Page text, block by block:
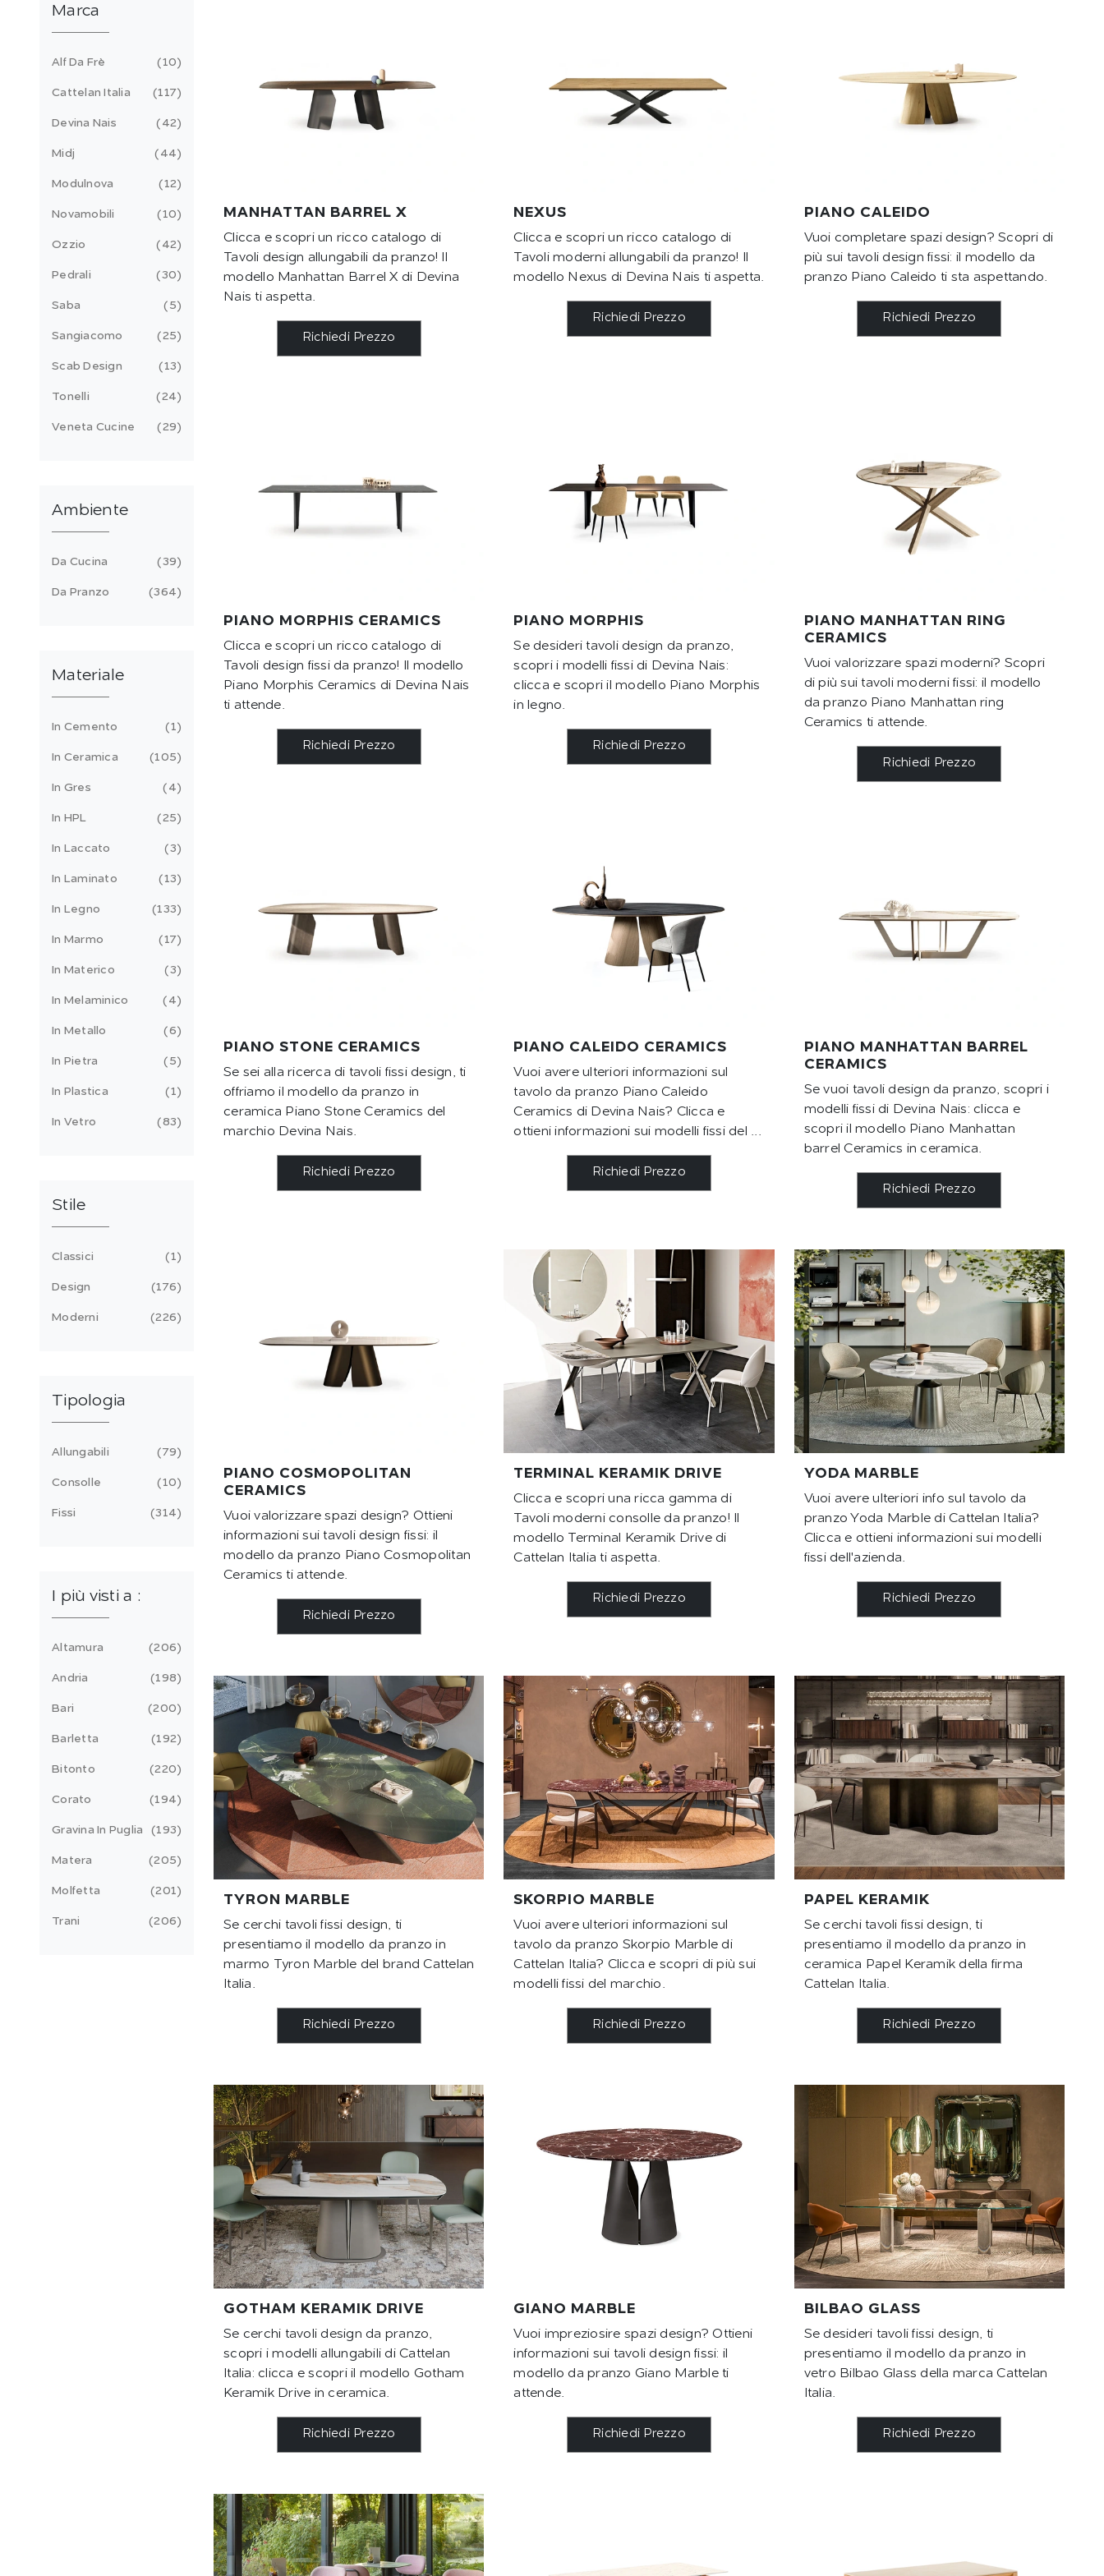
MANHATTAN BARREL X
Clicca e scopri un ricco catalogo di
Tavoli design allungabili da pranzo! Il
modello Manhattan Barrel X di Devina
Nais ti aspetta.
Richiedi Prezzo
NEXUS
Clicca e scopri un ricco catalogo di
Tavoli moderni allungabili da pranzo! Il
modello Nexus di Devina Nais ti aspetta.
Richiedi Prezzo
PIANO CALEIDO
Vuoi completare spazi design? Scopri di
più sui tavoli design fissi: il modello da
pranzo Piano Caleido ti sta aspettando.
Richiedi Prezzo
PIANO MORPHIS CERAMICS
Clicca e scopri un ricco catalogo di
Tavoli design fissi da pranzo! Il modello
Piano Morphis Ceramics di Devina Nais
ti attende.
Richiedi Prezzo
PIANO MORPHIS
Se desideri tavoli design da pranzo,
scopri i modelli fissi di Devina Nais:
clicca e scopri il modello Piano Morphis
in legno.
Richiedi Prezzo
PIANO MANHATTAN RING
CERAMICS
Vuoi valorizzare spazi moderni? Scopri
di più sui tavoli moderni fissi: il modello
da pranzo Piano Manhattan ring
Ceramics ti attende.
Richiedi Prezzo
PIANO STONE CERAMICS
Se sei alla ricerca di tavoli fissi design, ti
offriamo il modello da pranzo in
ceramica Piano Stone Ceramics del
marchio Devina Nais.
Richiedi Prezzo
PIANO CALEIDO CERAMICS
Vuoi avere ulteriori informazioni sul
tavolo da pranzo Piano Caleido
Ceramics di Devina Nais? Clicca e
ottieni informazioni sui modelli fissi del ...
Richiedi Prezzo
PIANO MANHATTAN BARREL
CERAMICS
Se vuoi tavoli design da pranzo, scopri i
modelli fissi di Devina Nais: clicca e
scopri il modello Piano Manhattan
barrel Ceramics in ceramica.
Richiedi Prezzo
PIANO COSMOPOLITAN
CERAMICS
Vuoi valorizzare spazi design? Ottieni
informazioni sui tavoli design fissi: il
modello da pranzo Piano Cosmopolitan
Ceramics ti attende.
Richiedi Prezzo
TERMINAL KERAMIK DRIVE
Clicca e scopri una ricca gamma di
Tavoli moderni consolle da pranzo! Il
modello Terminal Keramik Drive di
Cattelan Italia ti aspetta.
Richiedi Prezzo
YODA MARBLE
Vuoi avere ulteriori info sul tavolo da
pranzo Yoda Marble di Cattelan Italia?
Clicca e ottieni informazioni sui modelli
fissi dell'azienda.
Richiedi Prezzo
TYRON MARBLE
Se cerchi tavoli fissi design, ti
presentiamo il modello da pranzo in
marmo Tyron Marble del brand Cattelan
Italia.
Richiedi Prezzo
SKORPIO MARBLE
Vuoi avere ulteriori informazioni sul
tavolo da pranzo Skorpio Marble di
Cattelan Italia? Clicca e scopri di più sui
modelli fissi del marchio.
Richiedi Prezzo
PAPEL KERAMIK
Se cerchi tavoli fissi design, ti
presentiamo il modello da pranzo in
ceramica Papel Keramik della firma
Cattelan Italia.
Richiedi Prezzo
GOTHAM KERAMIK DRIVE
Se cerchi tavoli design da pranzo,
scopri i modelli allungabili di Cattelan
Italia: clicca e scopri il modello Gotham
Keramik Drive in ceramica.
Richiedi Prezzo
GIANO MARBLE
Vuoi impreziosire spazi design? Ottieni
informazioni sui tavoli design fissi: il
modello da pranzo Giano Marble ti
attende.
Richiedi Prezzo
BILBAO GLASS
Se desideri tavoli fissi design, ti
presentiamo il modello da pranzo in
vetro Bilbao Glass della marca Cattelan
Italia.
Richiedi Prezzo
Marca
Alf Da Frè 10
Cattelan Italia 117
Devina Nais 42
Midj 44
Modulnova 12
Novamobili 10
Ozzio 42
Pedrali 30
Saba 5
Sangiacomo 25
Scab Design 13
Tonelli 24
Veneta Cucine 29
Ambiente
Da Cucina 39
Da Pranzo 364
Materiale
In Cemento 1
In Ceramica 105
In Gres 4
In HPL 25
In Laccato 3
In Laminato 13
In Legno 133
In Marmo 17
In Materico 3
In Melaminico 4
In Metallo 6
In Pietra 5
In Plastica 1
In Vetro 83
Stile
Classici 1
Design 176
Moderni 226
Tipologia
Allungabili 79
Consolle 10
Fissi 314
I più visti a :
Altamura 206
Andria 198
Bari 200
Barletta 192
Bitonto 220
Corato 194
Gravina In Puglia 193
Matera 205
Molfetta 201
Trani 206